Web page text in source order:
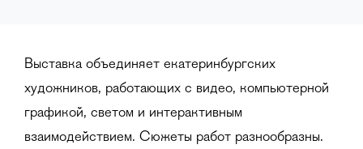
Выставка объединяет екатеринбургских
художников, работающих с видео, компьютерной
графикой, светом и интерактивным
взаимодействием. Сюжеты работ разнообразны.